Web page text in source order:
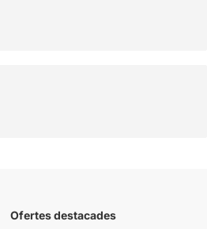
Ofertes destacades